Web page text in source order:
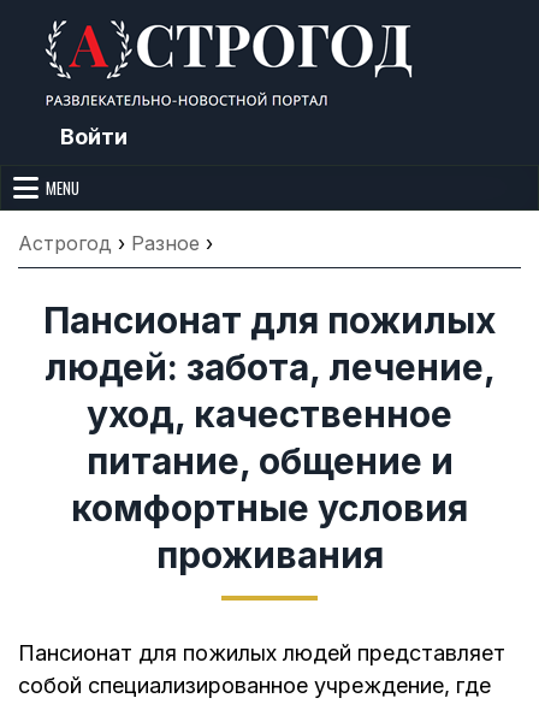
content
Войти
Астрогод: Праздники сегодня,
Лунный календарь, Приметы,
Что нельзя делать, Гороскопы и
Сонник
приметы, точный гороскоп и толкование снов. Читайте, что можно и
MENU
Астрогод › Разное ›
Пансионат для пожилых
людей: забота, лечение,
уход, качественное
питание, общение и
комфортные условия
проживания
Пансионат для пожилых людей представляет
собой специализированное учреждение, где